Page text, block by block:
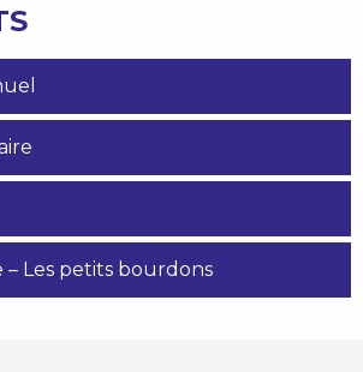
Les petits bourdons